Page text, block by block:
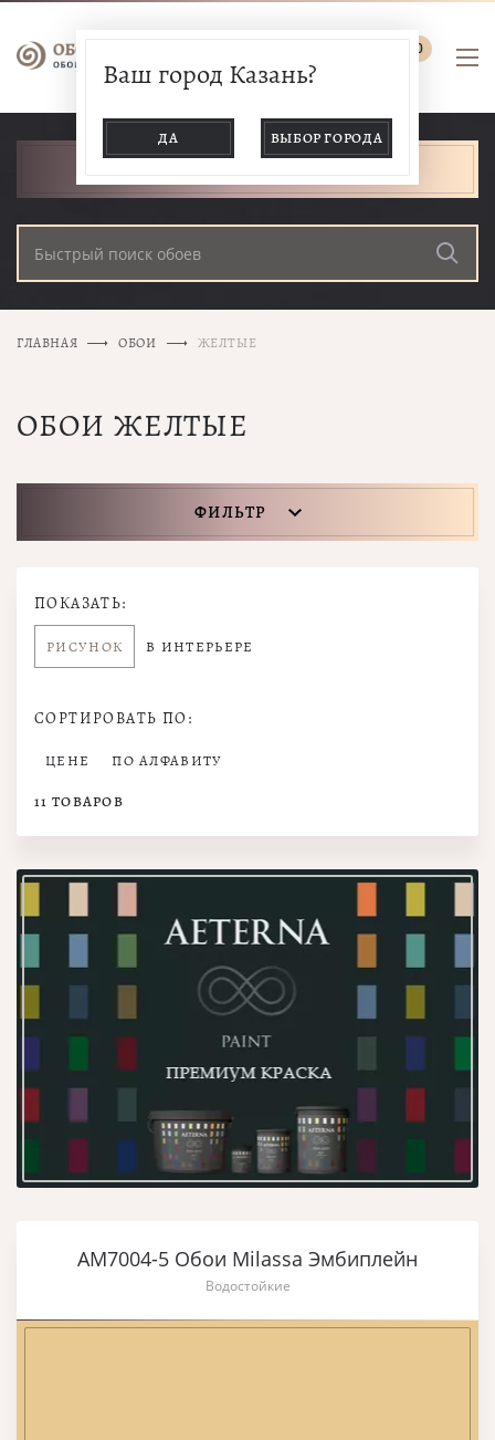
0
Ваш город Казань?
ДА ВЫБОР ГОРОДА
ГЛАВНАЯ ОБОИ ЖЕЛТЫЕ
ОБОИ ЖЕЛТЫЕ
ФИЛЬТР
ПОКАЗАТЬ:
РИСУНОК В ИНТЕРЬЕРЕ
СОРТИРОВАТЬ ПО:
ЦЕНЕ ПО АЛФАВИТУ
11 ТОВАРОВ
AM7004-5 Обои Milassa Эмбиплейн
Водостойкие